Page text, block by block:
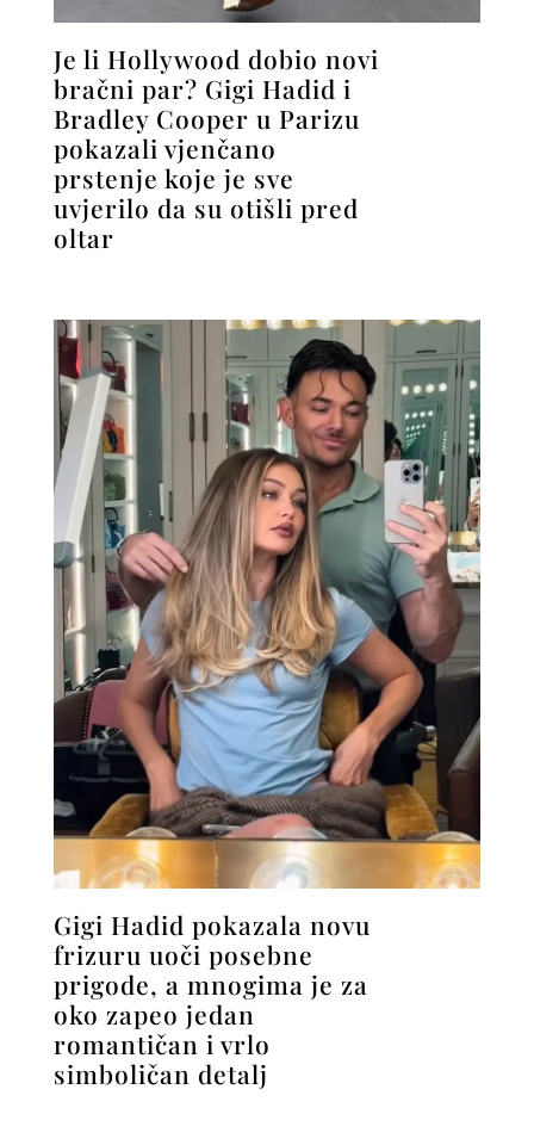
Je li Hollywood dobio novi
bračni par? Gigi Hadid i
Bradley Cooper u Parizu
pokazali vjenčano
prstenje koje je sve
uvjerilo da su otišli pred
oltar
Gigi Hadid pokazala novu
frizuru uoči posebne
prigode, a mnogima je za
oko zapeo jedan
romantičan i vrlo
simboličan detalj